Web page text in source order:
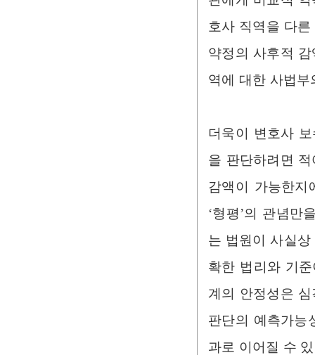
호사 직역을 다
약정의 사후적
역에 대한 사법
더욱이 변호사
을 판단하려면
감액이 가능한지
‘형평’의 관념만
는 법원이 사실
확한 법리와 기
계의 안정성은
판단의 예측가능
과로 이어질 수